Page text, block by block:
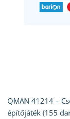
QMAN 41214 –
építőjáték (155